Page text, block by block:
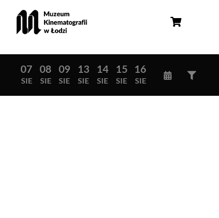
07
SIE
08
SIE
09
SIE
13
SIE
14
SIE
15
SIE
16
SIE